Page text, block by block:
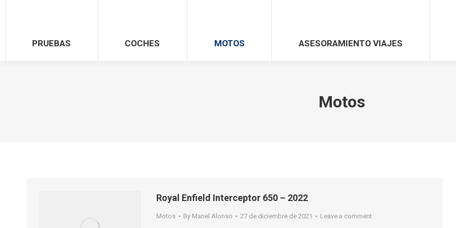
PRUEBAS COCHES MOTOS ASESORAMIENTO VIAJES
Motos
Royal Enfield Interceptor 650 – 2022
Motos By Manel Alonso 27 de diciembre de 2021 Leave a comment